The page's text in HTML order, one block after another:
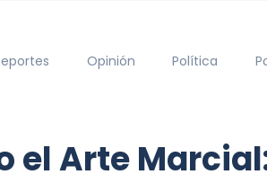
Opinión Política
el Arte